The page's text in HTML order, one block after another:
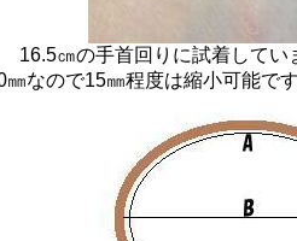
16.5㎝の手首回りに試着して
㎜なので15㎜程度は縮小可能で